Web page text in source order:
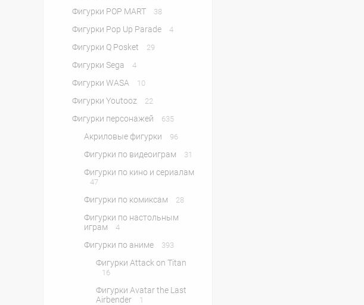
Фигурки POP MART 38
Фигурки Pop Up Parade 4
Фигурки Q Posket 29
Фигурки Sega 4
Фигурки WASA 10
Фигурки Youtooz 22
Фигурки персонажей 635
Акриловые фигурки 96
Фигурки по видеоиграм 31
Фигурки по кино и сериалам
47
Фигурки по комиксам 28
Фигурки по настольным
играм
4
Фигурки по аниме 393
Фигурки Attack on Titan
16
Фигурки Avatar the Last
Airbender
1